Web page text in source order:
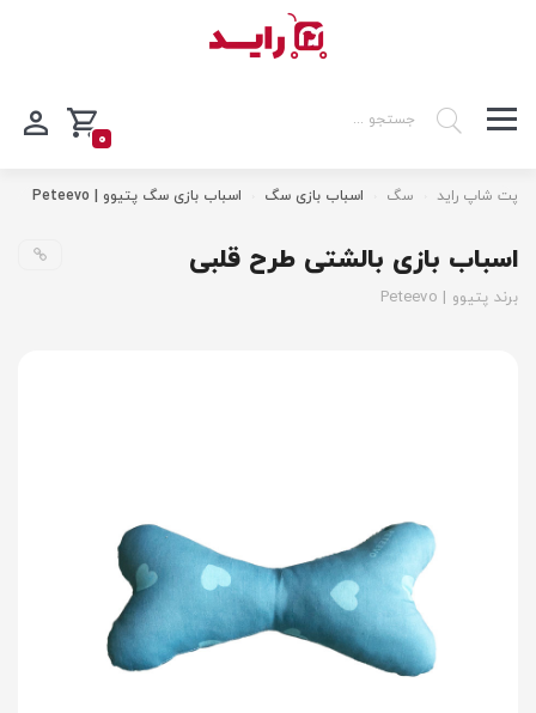
0
پت شاپ راید سگ اسباب بازی سگ اسباب بازی سگ پتیوو | Peteevo
اسباب بازی بالشتی طرح قلبی
برند پتیوو | Peteevo